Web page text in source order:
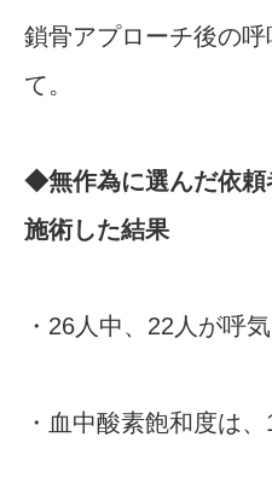
鎖骨アプローチ後の
て。
◆無作為に選んだ依頼
施術した結果
・26人中、22人が呼
・血中酸素飽和度は